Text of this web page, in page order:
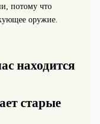
потому что
оружие.
находится
старые